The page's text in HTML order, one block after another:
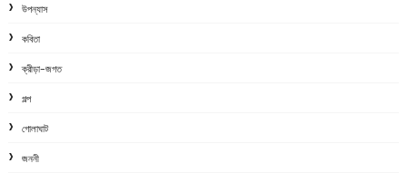
উপন্যাস
কবিতা
ক্রীড়া-জগত
গল্প
গোলাঘাট
জননী